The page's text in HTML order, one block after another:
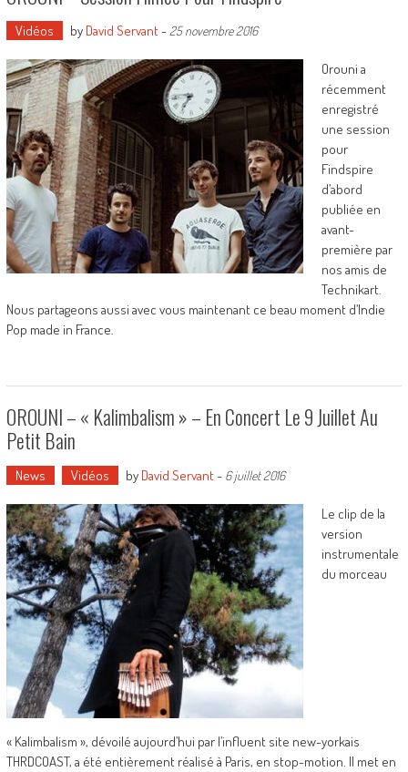
Vidéos by David Servant- 25 novembre 2016
Orouni a
récemment
enregistré
une session
pour
Findspire
d’abord
publiée en
avant-
première par
nos amis de
Technikart.
Nous partageons aussi avec vous maintenant ce beau moment d’Indie
Pop made in France.
OROUNI – « Kalimbalism » – En Concert Le 9 Juillet Au
Petit Bain
News Vidéos by David Servant- 6 juillet 2016
Le clip de la
version
instrumentale
du morceau
« Kalimbalism », dévoilé aujourd’hui par l’influent site new-yorkais
THRDCOAST, a été entièrement réalisé à Paris, en stop-motion. Il met en